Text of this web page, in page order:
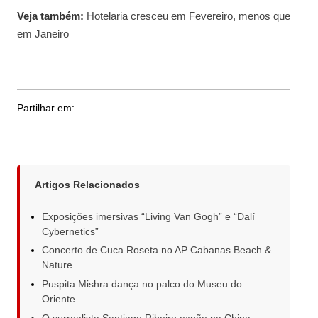
Veja também: Hotelaria cresceu em Fevereiro, menos que
em Janeiro
Partilhar em:
Artigos Relacionados
Exposições imersivas “Living Van Gogh” e “Dalí
Cybernetics”
Concerto de Cuca Roseta no AP Cabanas Beach &
Nature
Puspita Mishra dança no palco do Museu do
Oriente